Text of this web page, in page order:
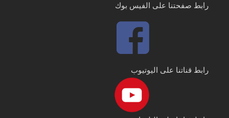
رابط صفحتنا على الفيس بوك
رابط قناتنا على اليوتيوب